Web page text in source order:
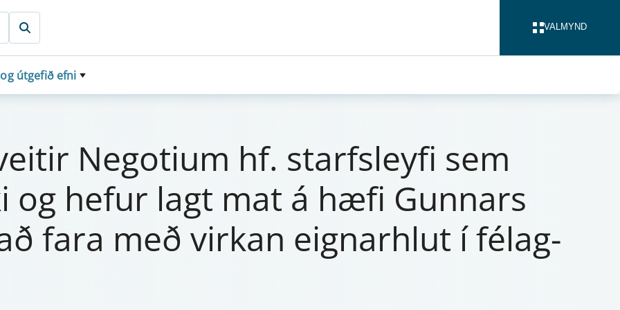
VALMYND
útgefið efni
Negoti­um hf. starfs­ley­fi sem
hef­ur lagt mat á hæfi Gunn­ars
fara með virk­an eign­ar­hlut í félag­